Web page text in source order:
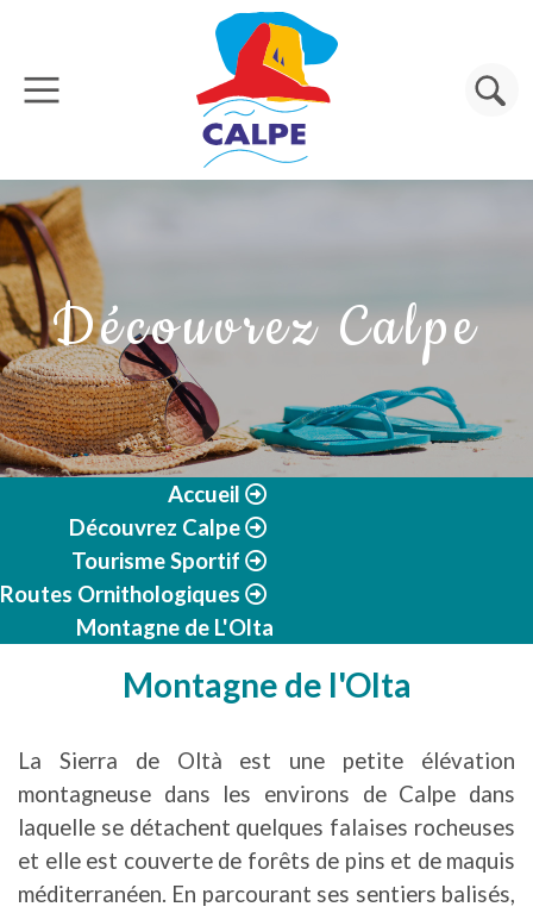
Aller au contenu principal
Rechercher
Découvrez Calpe
Accueil
Découvrez Calpe
Tourisme Sportif
Routes Ornithologiques
Montagne de L'Olta
Montagne de l'Olta
La Sierra de Oltà est une petite élévation
montagneuse dans les environs de Calpe dans
laquelle se détachent quelques falaises rocheuses
et elle est couverte de forêts de pins et de maquis
méditerranéen. En parcourant ses sentiers balisés,